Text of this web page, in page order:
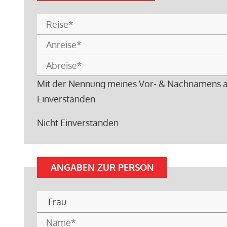
Mit der Nennung meines Vor- & Nachnamens
Einverstanden
Nicht Einverstanden
ANGABEN ZUR PERSON